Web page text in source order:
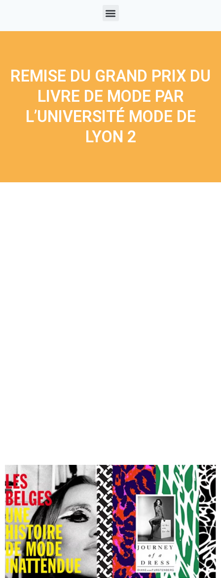
REMISE DU GRAND PRIX DU
LIVRE DE MODE PAR
L’UNIVERSITÉ MODE DE
LYON 2